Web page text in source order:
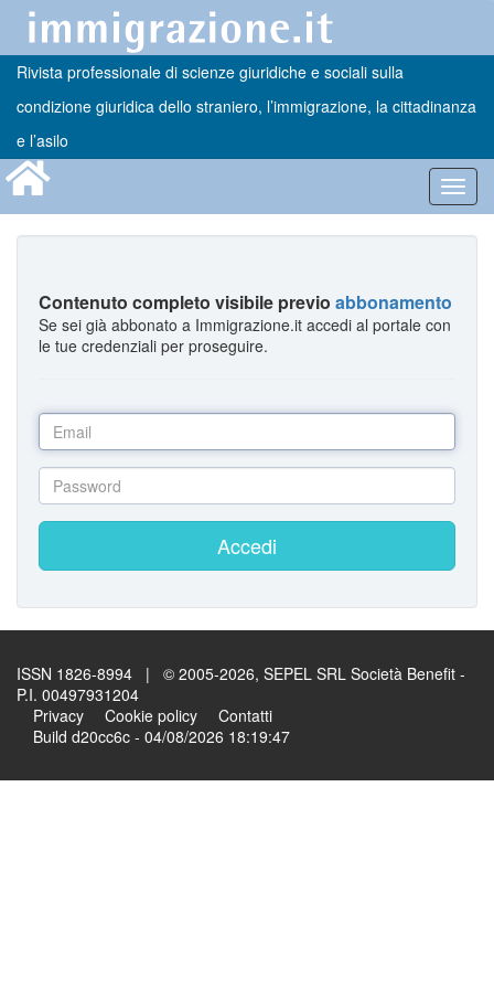
Rivista professionale di scienze giuridiche e sociali sulla
condizione giuridica dello straniero, l’immigrazione, la cittadinanza
e l’asilo
Contenuto completo visibile previo abbonamento
Se sei già abbonato a Immigrazione.it accedi al portale con
le tue credenziali per proseguire.
Accedi
ISSN 1826-8994 | © 2005-2026, SEPEL SRL Società Benefit -
P.I. 00497931204
Privacy
Cookie policy
Contatti
Build d20cc6c - 04/08/2026 18:19:47